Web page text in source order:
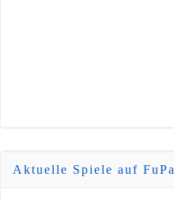
Aktuelle Spiele auf FuPa